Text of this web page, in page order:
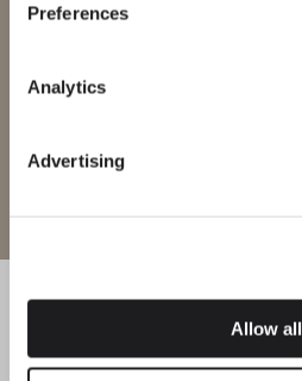
Preferences
Analytics
Advertising
Allow all